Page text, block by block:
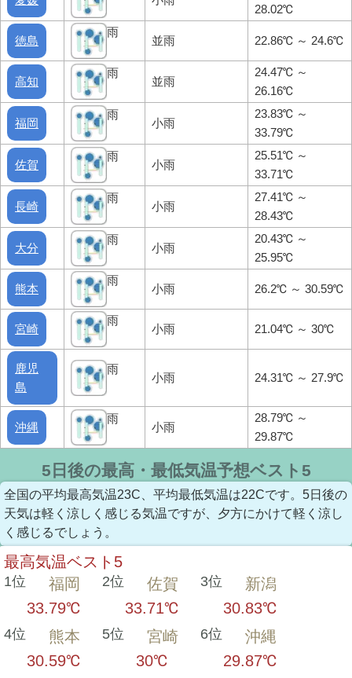
28.02℃
徳島
雨
並雨 22.86℃ ～ 24.6℃
高知
雨
並雨
24.47℃ ～
26.16℃
福岡
雨
小雨
23.83℃ ～
33.79℃
佐賀
雨
小雨
25.51℃ ～
33.71℃
長崎
雨
小雨
27.41℃ ～
28.43℃
大分
雨
小雨
20.43℃ ～
25.95℃
熊本
雨
小雨 26.2℃ ～ 30.59℃
宮崎
雨
小雨 21.04℃ ～ 30℃
鹿児
島
雨
小雨 24.31℃ ～ 27.9℃
沖縄
雨
小雨
28.79℃ ～
29.87℃
5日後の最高・最低気温予想ベスト5
全国の平均最高気温23C、平均最低気温は22Cです。5日後の
天気は軽く涼しく感じる気温ですが、夕方にかけて軽く涼し
く感じるでしょう。
最高気温ベスト5
1位
福岡
33.79℃
2位
佐賀
33.71℃
3位
新潟
30.83℃
4位
熊本
30.59℃
5位
宮崎
30℃
6位
沖縄
29.87℃